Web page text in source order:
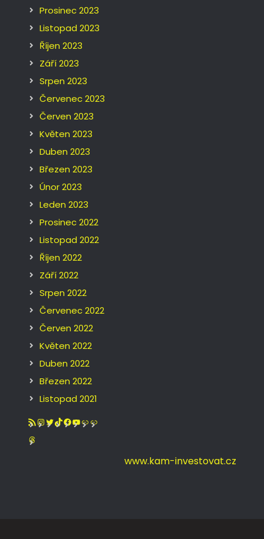
Prosinec 2023
Listopad 2023
Říjen 2023
Září 2023
Srpen 2023
Červenec 2023
Červen 2023
Květen 2023
Duben 2023
Březen 2023
Únor 2023
Leden 2023
Prosinec 2022
Listopad 2022
Říjen 2022
Září 2022
Srpen 2022
Červenec 2022
Červen 2022
Květen 2022
Duben 2022
Březen 2022
Listopad 2021
RSS zdroj
Instagram
Twitter
TikTok
Facebook
YouTube
OdkazOdkaz
https://www.threads.net/@kam_investovat_cz
www.kam-investovat.cz